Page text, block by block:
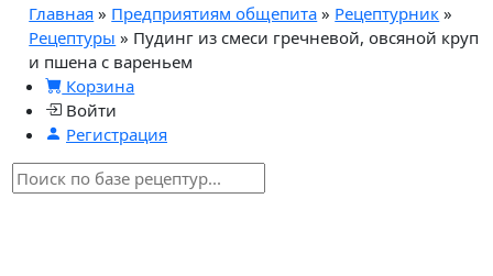
Главная » Предприятиям общепита » Рецептурник »
Рецептуры » Пудинг из смеси гречневой, овсяной круп
и пшена с вареньем
Корзина
Войти
Регистрация